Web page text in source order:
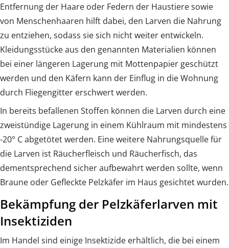
Entfernung der Haare oder Federn der Haustiere sowie
von Menschenhaaren hilft dabei, den Larven die Nahrung
zu entziehen, sodass sie sich nicht weiter entwickeln.
Kleidungsstücke aus den genannten Materialien können
bei einer längeren Lagerung mit Mottenpapier geschützt
werden und den Käfern kann der Einflug in die Wohnung
durch Fliegengitter erschwert werden.
In bereits befallenen Stoffen können die Larven durch eine
zweistündige Lagerung in einem Kühlraum mit mindestens
-20° C abgetötet werden. Eine weitere Nahrungsquelle für
die Larven ist Räucherfleisch und Räucherfisch, das
dementsprechend sicher aufbewahrt werden sollte, wenn
Braune oder Gefleckte Pelzkäfer im Haus gesichtet wurden.
Bekämpfung der Pelzkäferlarven mit
Insektiziden
Im Handel sind einige Insektizide erhältlich, die bei einem